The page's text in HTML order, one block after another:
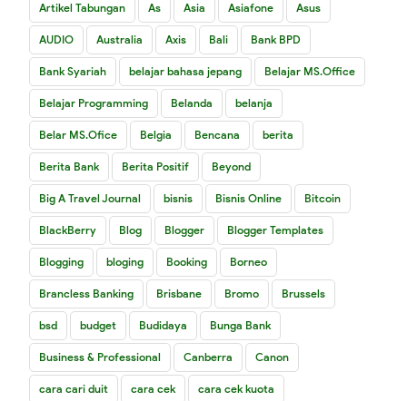
Artikel Tabungan As Asia Asiafone Asus
AUDIO Australia Axis Bali Bank BPD
Bank Syariah belajar bahasa jepang Belajar MS.Office
Belajar Programming Belanda belanja
Belar MS.Ofice Belgia Bencana berita
Berita Bank Berita Positif Beyond
Big A Travel Journal bisnis Bisnis Online Bitcoin
BlackBerry Blog Blogger Blogger Templates
Blogging bloging Booking Borneo
Brancless Banking Brisbane Bromo Brussels
bsd budget Budidaya Bunga Bank
Business & Professional Canberra Canon
cara cari duit cara cek cara cek kuota